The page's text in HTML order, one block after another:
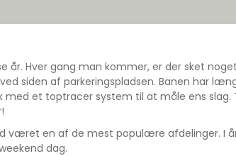
år. Hver gang man kommer, er der sket
siden af parkeringspladsen. Banen har
et toptracer system til at måle ens
været en af de mest populære afdelinger. I
dag.